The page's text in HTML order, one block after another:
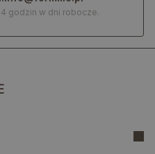
godzin w dni robocze.